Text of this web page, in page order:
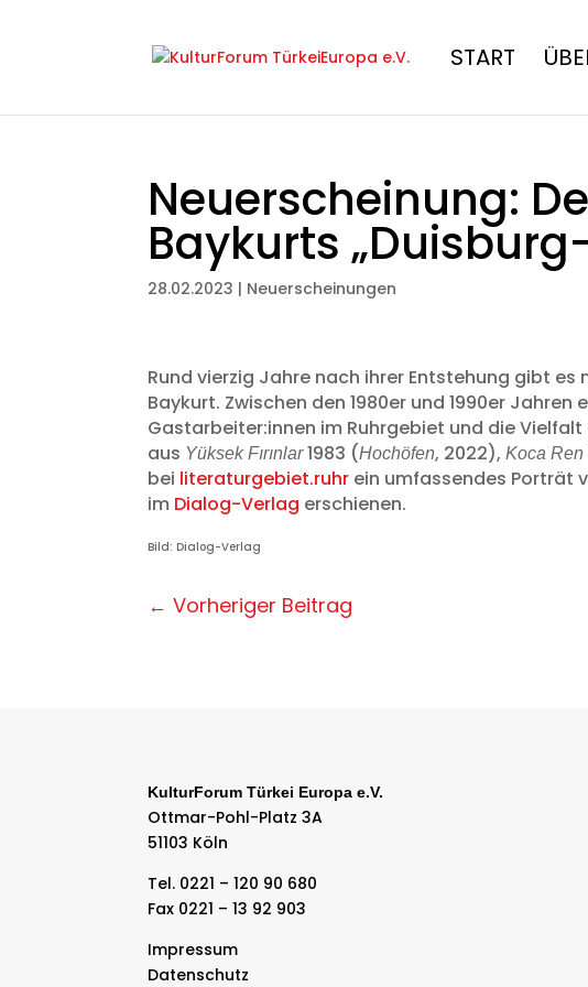
START
Neuerscheinung:
Baykurts
28.02.2023 | Neuerscheinungen
Rund vierzig Jahre nach ihrer Entstehung gibt
Baykurt. Zwischen den 1980er und 1990er
Gastarbeiter:innen im Ruhrgebiet und die
aus Yüksek Fırınlar1983 (Hochöfen, 2022),Koca Ren
bei literaturgebiet.ruhr ein umfassendes Porträt
im Dialog-Verlag erschienen.
Bild: Dialog-Verlag
←Vorheriger Beitrag
KulturForum Türkei Europa e.V.
Ottmar-Pohl-Platz 3A
51103 Köln
Tel. 0221 – 120 90 680
Fax 0221 – 13 92 903
Impressum
Datenschutz